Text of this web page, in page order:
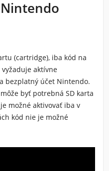
Nintendo
(cartridge), iba kód na
aktívne
bezplatný účet Nintendo.
byť potrebná SD karta
možné aktivovať iba v
kód nie je možné